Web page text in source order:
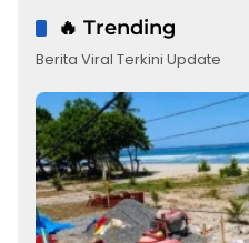
🔥 Trending
Berita Viral Terkini Update